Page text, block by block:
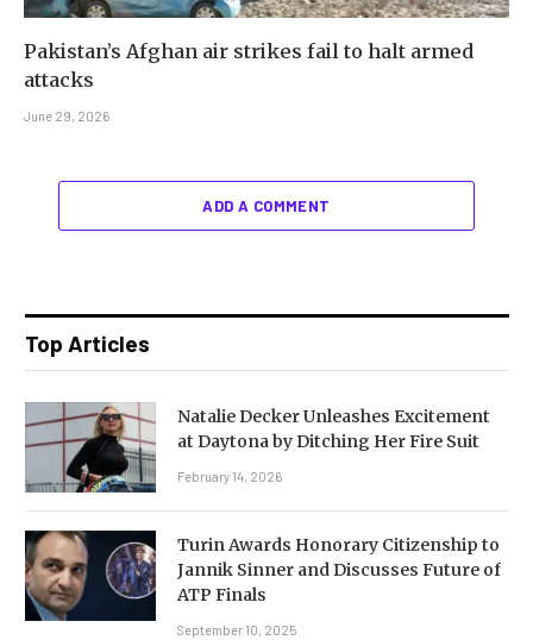
Pakistan’s Afghan air strikes fail to halt armed
attacks
June 29, 2026
ADD A COMMENT
Top Articles
Natalie Decker Unleashes Excitement
at Daytona by Ditching Her Fire Suit
February 14, 2026
Turin Awards Honorary Citizenship to
Jannik Sinner and Discusses Future of
ATP Finals
September 10, 2025